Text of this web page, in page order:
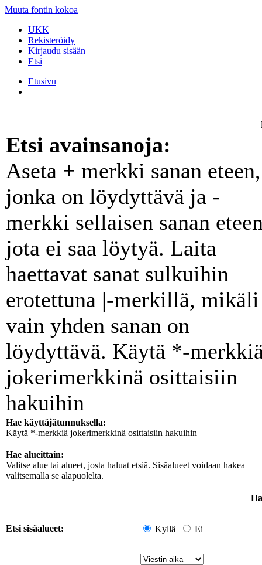
Muuta fontin kokoa
UKK
Rekisteröidy
Kirjaudu sisään
Etsi
Etusivu
Etsi avainsanoja:
Aseta + merkki sanan eteen,
jonka on löydyttävä ja -
merkki sellaisen sanan
jota ei saa löytyä. Laita
haettavat sanat sulkuihin
erotettuna |-merkillä, mikäli
vain yhden sanan on
löydyttävä. Käytä *-
jokerimerkkinä osittaisiin
hakuihin
Hae käyttäjätunnuksella:
Käytä *-merkkiä jokerimerkkinä osittaisiin hakuihin
Hae alueittain:
Valitse alue tai alueet, josta haluat etsiä. Sisäalueet voidaan hakea
valitsemalla se alapuolelta.
Etsi sisäalueet: Kyllä Ei